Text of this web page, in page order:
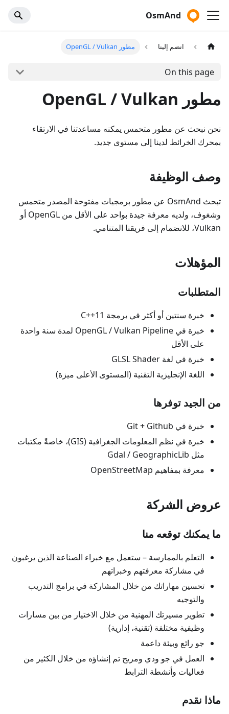
OsmAnd
انضم إلينا مطور OpenGL / Vulkan
On this page
مطور OpenGL / Vulkan
نحن نبحث عن مطور متحمس يمكنه مساعدتنا في الارتقاء
بمحرك الخرائط لدينا إلى مستوى جديد.
وصف الوظيفة
تبحث OsmAnd عن مطور برمجيات مفتوحة المصدر متحمس
وشغوف، ولديه معرفة جيدة بواحد على الأقل من OpenGL أو
Vulkan، للانضمام إلى فريقنا المتنامي.
المؤهلات
المتطلبات
خبرة سنتين أو أكثر في برمجة C++11
خبرة في OpenGL / Vulkan Pipeline لمدة سنة واحدة
على الأقل
خبرة في لغة GLSL Shader
اللغة الإنجليزية التقنية (المستوى الأعلى ميزة)
من الجيد توفرها
خبرة في Git + Github
خبرة في نظم المعلومات الجغرافية (GIS)، خاصةً مكتبات
مثل Gdal / GeographicLib
معرفة بمفاهيم OpenStreetMap
عروض الشركة
ما يمكنك توقعه منا
التعلم بالممارسة – ستعمل مع خبراء الصناعة الذين يرغبون
في مشاركة معرفتهم وخبراتهم
تحسين مهاراتك من خلال المشاركة في برامج التدريب
والتوجيه
تطوير مسيرتك المهنية من خلال الاختيار من بين مسارات
وظيفية مختلفة (تقنية، إدارية)
جو رائع وبيئة داعمة
العمل في جو ودي ومريح تم إنشاؤه من خلال الكثير من
فعاليات وأنشطة الترابط
ماذا نقدم